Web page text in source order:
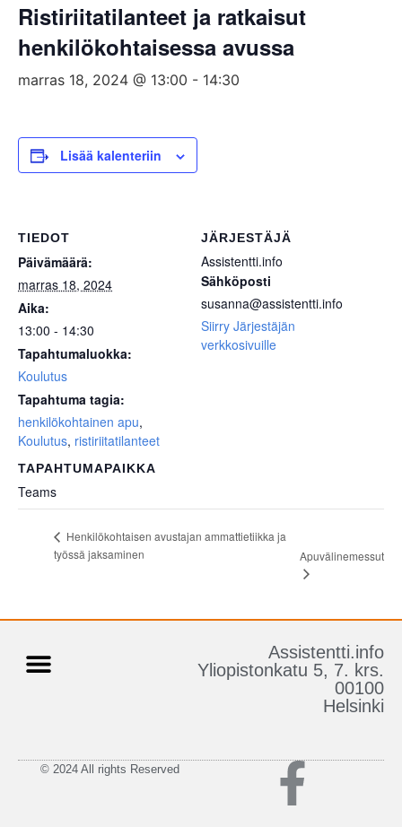
Ristiriitatilanteet ja ratkaisut
henkilökohtaisessa avussa
marras 18, 2024 @ 13:00 - 14:30
Lisää kalenteriin
TIEDOT
Päivämäärä:
marras 18, 2024
Aika:
13:00 - 14:30
Tapahtumaluokka:
Koulutus
Tapahtuma tagia:
henkilökohtainen apu,
Koulutus, ristiriitatilanteet
TAPAHTUMAPAIKKA
Teams
JÄRJESTÄJÄ
Assistentti.info
Sähköposti
susanna@assistentti.info
Siirry Järjestäjän
verkkosivuille
Henkilökohtaisen avustajan ammattietiikka ja
työssä jaksaminen
Apuvälinemessut
Assistentti.info
Yliopistonkatu 5, 7. krs.
00100
Helsinki
© 2024 All rights Reserved